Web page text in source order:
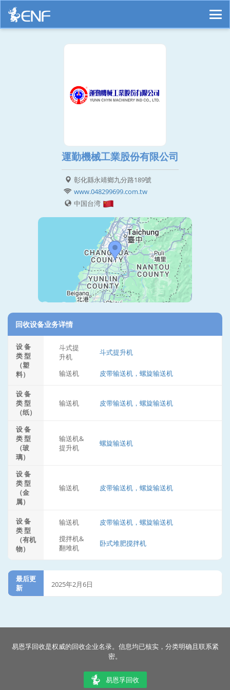
運勤機械工業股份有限公司
彰化縣永靖鄉九分路189號
www.048299699.com.tw
中国台湾
回收设备业务详情
设 备
类 型
（塑
料）
斗式提
升机
斗式提升机
输送机 皮带输送机，螺旋输送机
设 备
类 型
（纸）
输送机 皮带输送机，螺旋输送机
设 备
类 型
（玻
璃）
输送机&
提升机
螺旋输送机
设 备
类 型
（金
属）
输送机 皮带输送机，螺旋输送机
设 备
类 型
（有机
物）
输送机
皮带输送机，螺旋输送机
搅拌机&
翻堆机
卧式堆肥搅拌机
最后更
新
2025年2月6日
易恩孚回收是权威的回收企业名录。信息均已核实，分类明确且联系紧
密。
易恩孚回收